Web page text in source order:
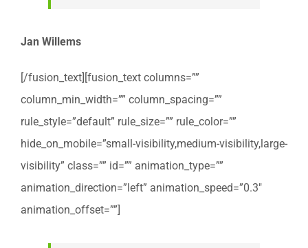
Jan Willems
[/fusion_text][fusion_text columns=””
column_min_width=”” column_spacing=””
rule_style=”default” rule_size=”” rule_color=””
hide_on_mobile=”small-visibility,medium-visibility,large-
visibility” class=”” id=”” animation_type=””
animation_direction=”left” animation_speed=”0.3″
animation_offset=””]